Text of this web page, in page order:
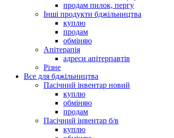
продам пилок, пергу
Інші продукти бджільництва
куплю
продам
обміняю
Апітерапія
адреси апітерпавтів
Різне
Все для бджільництва
Пасічний інвентар новий
куплю
обміняю
продам
Пасічний інвентар б/в
куплю